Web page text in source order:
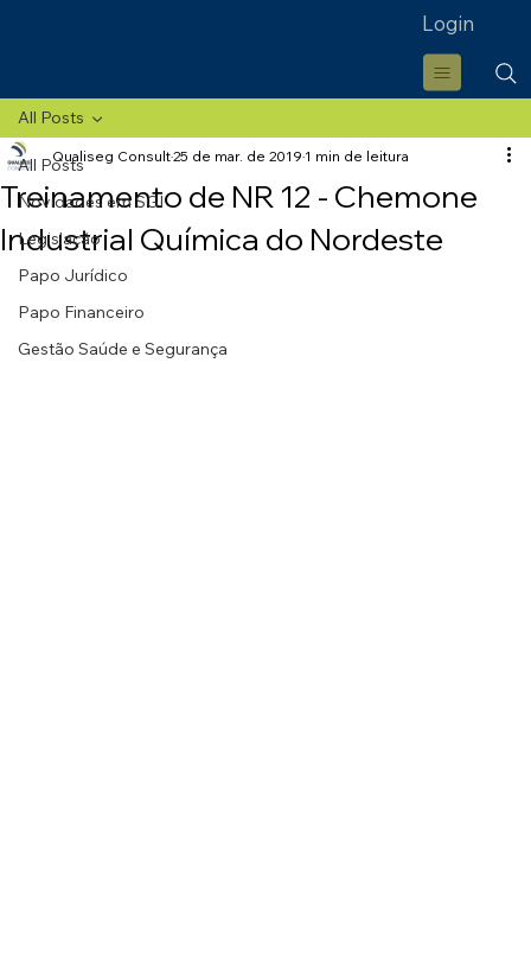
Login
All Posts
Novidades em SGI
Legislação
Papo Jurídico
Papo Financeiro
Gestão Saúde e Segurança
All Posts
Treinamento de NR 12 - Chemone
Industrial Química do Nordeste
Qualiseg Consult25 de mar. de 2019 1 min de leitura